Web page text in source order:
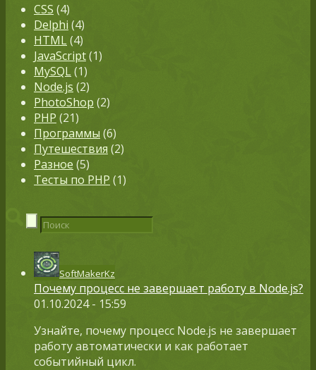
CSS (4)
Delphi (4)
HTML(4)
JavaScript(1)
MySQL(1)
Node.js (2)
PhotoShop (2)
PHP (21)
Программы (6)
Путешествия (2)
Разное (5)
Тесты по PHP (1)
SoftMakerKz
Почему процесс не завершает работу в Node.js?
01.10.2024 - 15:59
Узнайте, почему процесс Node.js не завершает
работу автоматически и как работает
событийный цикл.